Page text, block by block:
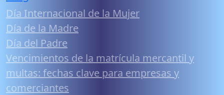
Día Internacional de la Mujer
Día de la Madre
Día del Padre
Vencimientos de la matrícula mercantil y
multas: fechas clave para empresas y
comerciantes